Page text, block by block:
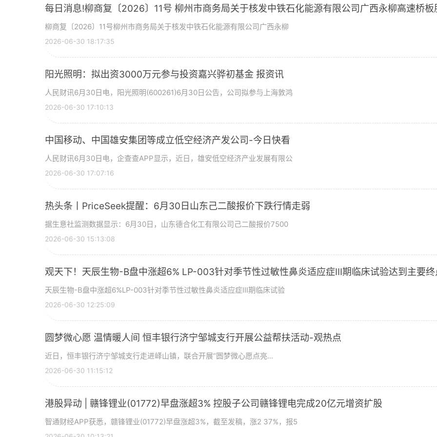
每日消息!柳商复〔2026〕11号 柳州市商务局关于核发中铁石化能源有限公司广西永柳高速桥板
区南区加油站等2座加油站成品油零售经营批准证书的批复
柳商复〔2026〕11号柳州市商务局关于核发中铁石化能源有限公司广西永柳
2026-06-30 18:17:35
阳光照明：拟出资3000万元参与投资嘉兴骅初基金 报资讯
人民财讯6月30日电，阳光照明(600261)6月30日公告，公司拟参与上海敦鸿
2026-06-30 17:10:13
中国移动、中国雄安集团等成立低空经济产发公司-今日快看
人民财讯6月30日电，企查查APP显示，近日，雄安低空经济产业发展有限公
2026-06-30 17:07:16
热头条丨PriceSeek提醒：6月30日山东己二酸报价下跌行情走弱
据生意社监测数据显示：6月30日，山东德合化工有限公司己二酸报价7500
2026-06-30 15:13:08
观天下！天辰生物-B盘中涨超6% LP-003针对季节性过敏性鼻炎适应症III期临床试验达到主要终
天辰生物-B盘中涨超6%LP-003针对季节性过敏性鼻炎适应症III期临床试验
2026-06-30 12:25:09
圆梦微心愿 温情暖人间 恒丰银行济宁邹城支行开展公益帮扶活动-观热点
近日，恒丰银行济宁邹城支行走进峄山镇，联合开展“圆梦微心愿点亮...
2026-06-30 11:15:12
港股异动 | 赣锋锂业(01772)早盘涨超3% 控股子公司赣锋锂电完成20亿元增资扩股
智通财经APP获悉，赣锋锂业(01772)早盘涨超3%，截至发稿，涨2 37%，报5